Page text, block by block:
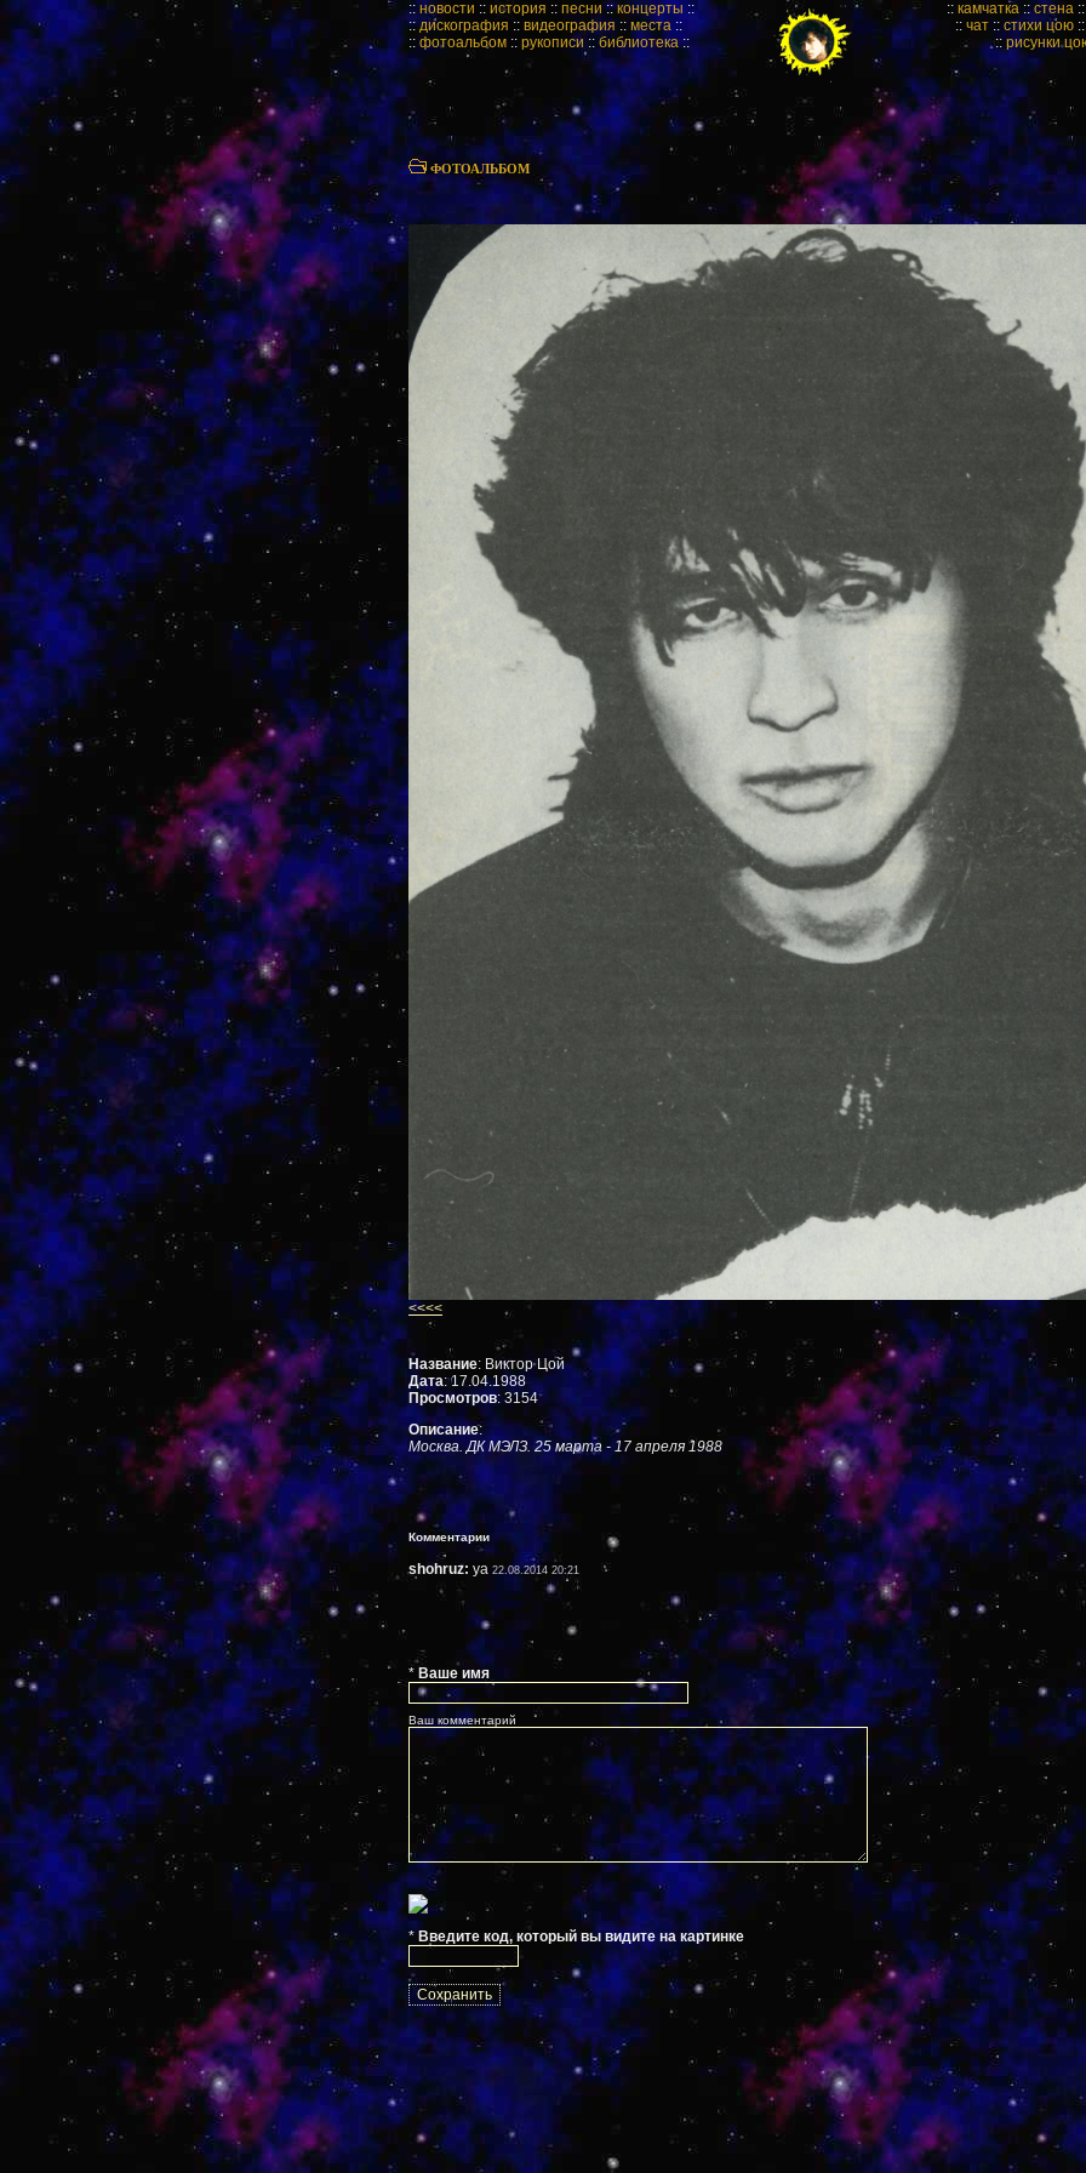
:: новости :: история :: песни::концерты ::
::дискография :: видеография :: места ::
:: фотоальбом :: рукописи :: библиотека::
:: камчатка ::стена
:: чат :: стихи цою
::рисунки
ФОТОАЛЬБОМ
<<<<
Название: Виктор Цой
Дата: 17.04.1988
Просмотров: 3154
Описание:
Москва. ДК МЭЛЗ. 25 марта - 17 апреля 1988
Комментарии
shohruz: ya 22.08.2014 20:21
* Ваше имя
Ваш комментарий
* Введите код, который вы видите на картинке